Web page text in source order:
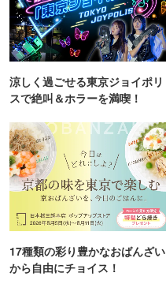
涼しく過ごせる東京ジョイポリ
スで絶叫＆ホラーを満喫！
17種類の彩り豊かなおばんざい
から自由にチョイス！